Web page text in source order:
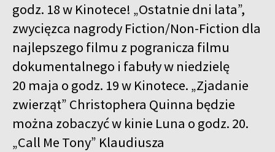
godz. 18 w Kinotece! „Ostatnie dni lata”,
zwycięzca nagrody Fiction/Non-Fiction dla
najlepszego filmu z pogranicza filmu
dokumentalnego i fabuły w niedzielę
20 maja o godz. 19 w Kinotece. „Zjadanie
zwierząt” Christophera Quinna będzie
można zobaczyć w kinie Luna o godz. 20.
„Call Me Tony” Klaudiusza